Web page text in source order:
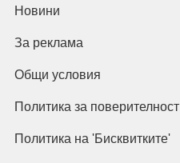
Новини
За реклама
Общи условия
Политика за поверителност
Политика на 'Бисквитките'